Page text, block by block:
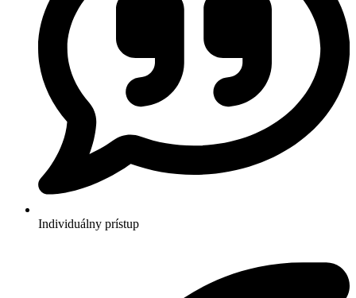
Individuálny prístup